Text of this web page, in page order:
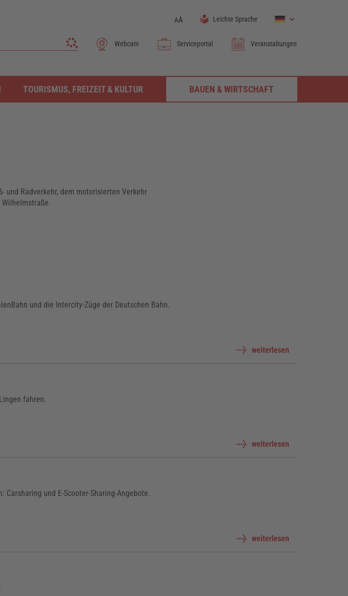
Webcam Serviceportal Veranstaltungen
AA Leichte Sprache
TOURISMUS, FREIZEIT & KULTUR BAUEN & WIRTSCHAFT
und Radverkehr, dem motorisierten Verkehr
Wilhelmstraße.
und die Intercity-Züge der Deutschen Bahn.
weiterlesen
fahren.
weiterlesen
und E-Scooter-Sharing-Angebote.
weiterlesen